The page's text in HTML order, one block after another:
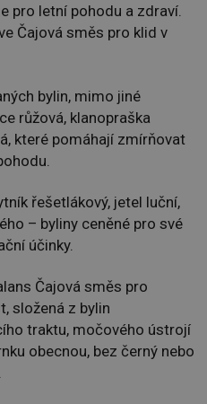
pro letní pohodu a zdraví.
Čajová směs pro klid v
bylin, mimo jiné
růžová, klanopraška
které pomáhají zmírňovat
řešetlákový, jetel luční,
– byliny ceněné pro své
účinky.
Čajová směs pro
složená z bylin
traktu, močového ústrojí
obecnou, bez černý nebo